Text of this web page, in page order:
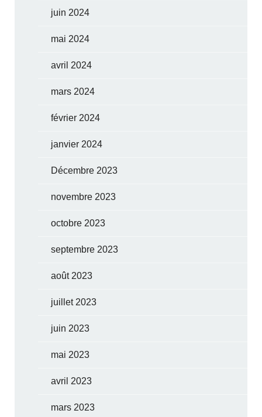
juin 2024
mai 2024
avril 2024
mars 2024
février 2024
janvier 2024
Décembre 2023
novembre 2023
octobre 2023
septembre 2023
août 2023
juillet 2023
juin 2023
mai 2023
avril 2023
mars 2023